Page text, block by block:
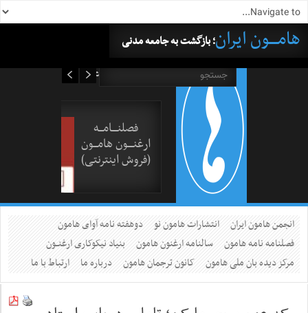
هامــــون ایران؛ بازگشت به جامعه مدنی
فصلنــــامـــه
ارغنــــون هامـــون
(فروش اینترنتی)
انجمن هامون ایران انتشارات هامون نو
دوهفته نامه آوای هامون
فصلنامه نامه هامون
سالنامه ارغنون هامون
بنیاد نیکوکاری ارغنــون
مرکز دیده بان ملی هامون
کانون ترجمان هامون درباره ما ارتباط با ما